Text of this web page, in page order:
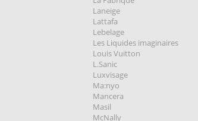
Laneige
Lattafa
Lebelage
Les Liquides imaginaires
Louis Vuitton
L.Sanic
Luxvisage
Ma:nyo
Mancera
Masil
McNally